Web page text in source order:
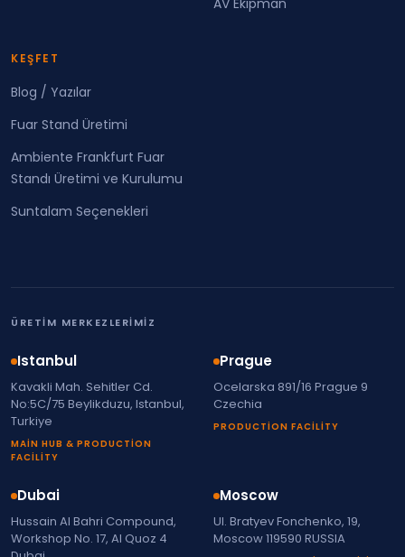
AV Ekipman
KEŞFET
Blog / Yazılar
Fuar Stand Üretimi
Ambiente Frankfurt Fuar
Standı Üretimi ve Kurulumu
Suntalam Seçenekleri
ÜRETIM MERKEZLERIMIZ
Istanbul
Kavakli Mah. Sehitler Cd.
No:5C/75 Beylikduzu, Istanbul,
Turkiye
MAIN HUB & PRODUCTION
FACILITY
Prague
Ocelarska 891/16 Prague 9
Czechia
PRODUCTION FACILITY
Dubai
Hussain Al Bahri Compound,
Workshop No. 17, Al Quoz 4
Moscow
Ul. Bratyev Fonchenko, 19,
Moscow 119590 RUSSIA